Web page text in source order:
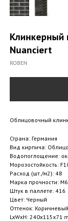
Клинкерный
Nuanciert
ROBEN
Облицовочный
Страна: Германия
Вид кирпича:
Водопоглощение:
Морозостойкость:
Расход (шт./м2): 48
Марка прочности:
Штук в паллете: 416
Цвет: Черный
Оттенок:
LxWxH: 240x115x71